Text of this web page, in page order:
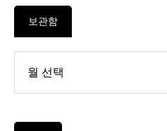
보관함